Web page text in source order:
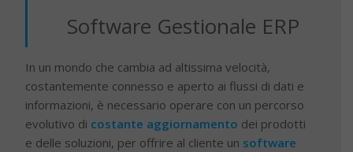
Software Gestionale ERP
In un mondo che cambia ad altissima velocità,
costantemente connesso e aperto ai flussi di dati e
informazioni, è necessario operare con un percorso
evolutivo di costante aggiornamento dei prodotti
e delle soluzioni, per offrire al cliente un software